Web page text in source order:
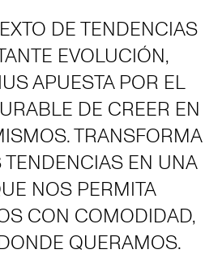
DE TENDENCIAS
EVOLUCIÓN,
APUESTA POR EL
DE CREER EN
TRANSFORMA
TENDENCIAS EN UNA
NOS PERMITA
CON COMODIDAD,
QUERAMOS.